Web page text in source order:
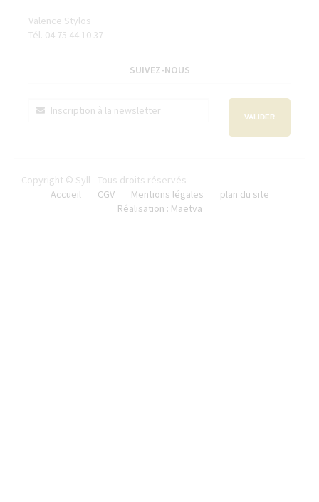
Valence Stylos
Tél. 04 75 44 10 37
SUIVEZ-NOUS
VALIDER
Copyright © Syll - Tous droits réservés
Accueil
CGV Mentions légales
plan du site
Réalisation : Maetva